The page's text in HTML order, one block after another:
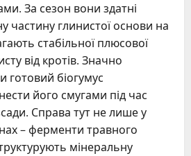
За сезон вони здатні
частину глинистої основи на
стабільної плюсової
від кротів. Значно
готовий біогумус
його смугами під час
Справа тут не лише у
– ферменти травного
мінеральну